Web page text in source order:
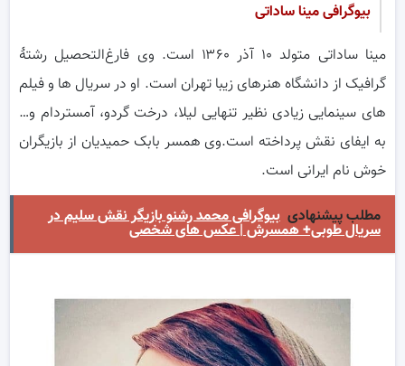
بیوگرافی مینا ساداتی
مینا ساداتی متولد ۱۰ آذر ۱۳۶۰ است. وی فارغ‌التحصیل رشتهٔ
گرافیک از دانشگاه هنرهای زیبا تهران است. او در سریال ها و فیلم
های سینمایی زیادی نظیر تنهایی لیلا، درخت گردو، آمستردام و…
به ایفای نقش پرداخته است.وی همسر بابک حمیدیان از بازیگران
خوش نام ایرانی است.
مطلب پیشنهادی بیوگرافی محمد رشنو بازیگر نقش سلیم در
سریال طوبی+ همسرش | عکس های شخصی